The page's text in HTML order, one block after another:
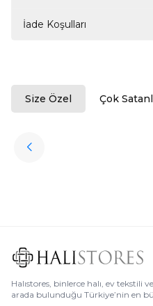
İade Koşulları
Size Özel Çok
Favorilere Ekle
3.909,80
Halıstores, binlerce halı, ev
arada bulunduğu Türkiye’nin en